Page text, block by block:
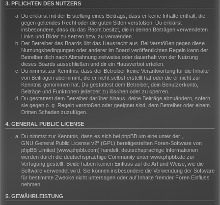
3. PFLICHTEN DES NUTZERS
Du erklärst mit der Erstellung eines Beitrags, dass er keine Inhalte enthält, die
gegen geltendes Recht oder die guten Sitten verstoßen. Du erklärst
insbesondere, dass du das Recht besitzt, die in deinen Beiträgen verwendeten
Links und Bilder zu setzen bzw. zu verwenden.
Der Betreiber des Boards übt das Hausrecht aus. Bei Verstößen gegen diese
Nutzungsbedingungen oder anderer im Board veröffentlichten Regeln kann der
Betreiber dich nach Abmahnung zeitweise oder dauerhaft von der Nutzung
dieses Boards ausschließen und dir ein Hausverbot erteilen.
Du nimmst zur Kenntnis, dass der Betreiber keine Verantwortung für die Inhalte
von Beiträgen übernimmt, die er nicht selbst erstellt hat oder die er nicht zur
Kenntnis genommen hat. Du gestattest dem Betreiber, dein Benutzerkonto,
Beiträge und Funktionen jederzeit zu löschen oder zu sperren.
Du gestattest dem Betreiber darüber hinaus, deine Beiträge abzuändern, sofern
sie gegen o. g. Regeln verstoßen oder geeignet sind, dem Betreiber oder einem
Dritten Schaden zuzufügen.
4. GENERAL PUBLIC LICENSE
Du nimmst zur Kenntnis, dass es sich bei phpBB um eine unter der „
GNU General Public License v2“ (GPL) bereitgestellten Foren-Software von
phpBB Limited (www.phpbb.com) handelt; deutschsprachige Informationen
werden durch die deutschsprachige Community unter www.phpbb.de zur
Verfügung gestellt. Beide haben keinen Einfluss auf die Art und Weise, wie die
Software verwendet wird. Sie können insbesondere die Verwendung der Software
für bestimmte Zwecke nicht untersagen oder auf Inhalte fremder Foren Einfluss
nehmen.
5. GEWÄHRLEISTUNG